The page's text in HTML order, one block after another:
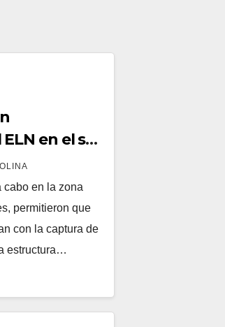
en el sur
cabo en la zona
permitieron que
con la captura de
estructura…